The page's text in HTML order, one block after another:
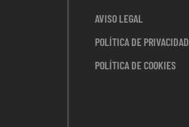
AVISO LEGAL
POLÍTICA DE PRIVACIDAD
POLÍTICA DE COOKIES